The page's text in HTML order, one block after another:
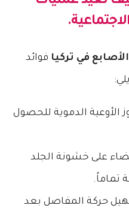
في تركيا فوائد
الأوعية الدموية للحصول
على خشونة الجلد
تماماً.
حركة المفاصل بعد